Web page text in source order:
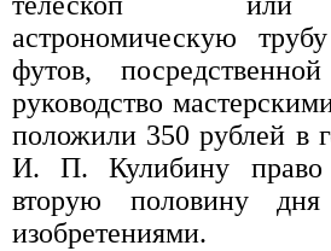
астрономическую
футов,
руководство
положили 350 рублей в
И. П. Кулибину право
вторую половину
изобретениями.